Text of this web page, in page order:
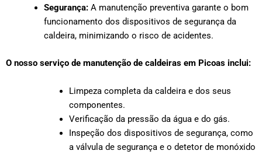
Segurança: A manutenção preventiva garante o bom
funcionamento dos dispositivos de segurança da
caldeira, minimizando o risco de acidentes.
O nosso serviço de manutenção de caldeiras em Picoas inclui:
Limpeza completa da caldeira e dos seus
componentes.
Verificação da pressão da água e do gás.
Inspeção dos dispositivos de segurança, como
a válvula de segurança e o detetor de monóxido